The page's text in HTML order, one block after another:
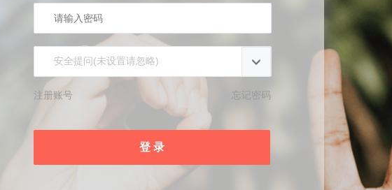
安全提问(未设置请忽略)
注册账号 忘记密码
登 录